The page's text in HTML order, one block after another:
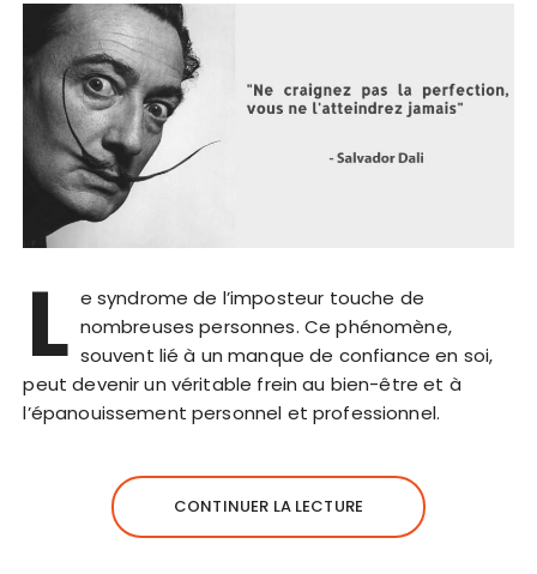
L e syndrome de l’imposteur touche de
nombreuses personnes. Ce phénomène,
souvent lié à un manque de confiance en soi,
peut devenir un véritable frein au bien-être et à
l’épanouissement personnel et professionnel.
CONTINUER LA LECTURE